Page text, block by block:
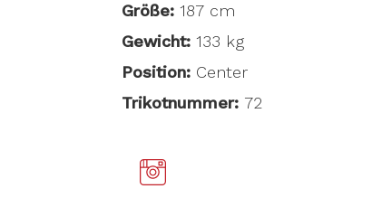
Größe: 187 cm
Gewicht: 133 kg
Position: Center
Trikotnummer: 72